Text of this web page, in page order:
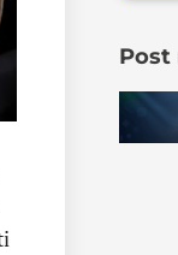
Post